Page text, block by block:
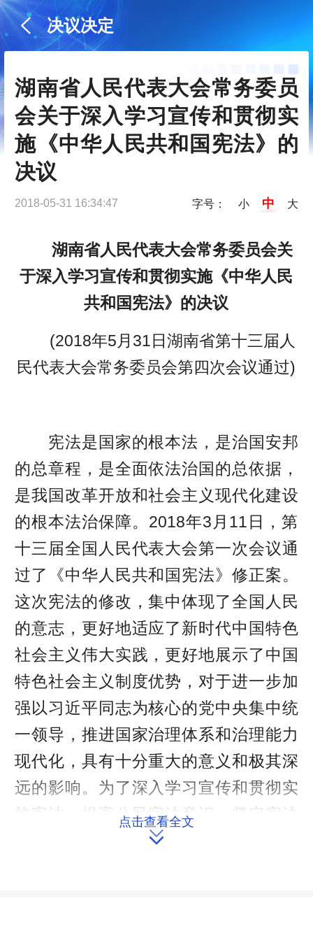
决议决定
湖南省人民代表大会常务委员
会关于深入学习宣传和贯彻实
施《中华人民共和国宪法》的
决议
2018-05-31 16:34:47 字号： 小 中 大
湖南省人民代表大会常务委员会关
于深入学习宣传和贯彻实施《中华人民
共和国宪法》的决议
(2018年5月31日湖南省第十三届人
民代表大会常务委员会第四次会议通过)
宪法是国家的根本法，是治国安邦
的总章程，是全面依法治国的总依据，
是我国改革开放和社会主义现代化建设
的根本法治保障。2018年3月11日，第
十三届全国人民代表大会第一次会议通
过了《中华人民共和国宪法》修正案。
这次宪法的修改，集中体现了全国人民
的意志，更好地适应了新时代中国特色
社会主义伟大实践，更好地展示了中国
特色社会主义制度优势，对于进一步加
强以习近平同志为核心的党中央集中统
一领导，推进国家治理体系和治理能力
现代化，具有十分重大的意义和极其深
远的影响。为了深入学习宣传和贯彻实
施宪法，提高公民宪法意识，坚定宪法
信仰，增强宪法自觉，推动我省各项事
点击查看全文
